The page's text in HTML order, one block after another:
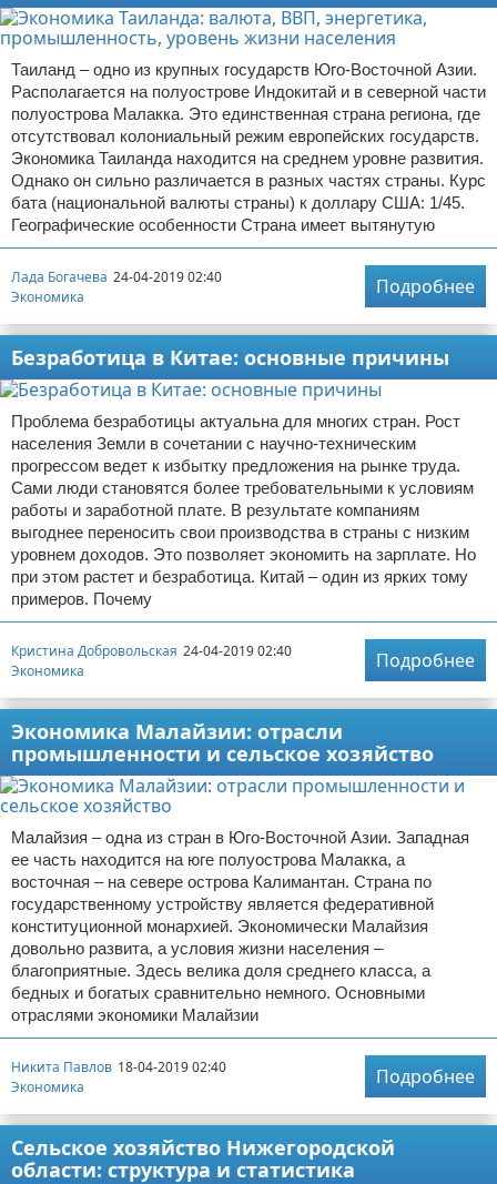
Таиланд – одно из крупных государств Юго-Восточной Азии.
Располагается на полуострове Индокитай и в северной части
полуострова Малакка. Это единственная страна региона, где
отсутствовал колониальный режим европейских государств.
Экономика Таиланда находится на среднем уровне развития.
Однако он сильно различается в разных частях страны. Курс
бата (национальной валюты страны) к доллару США: 1/45.
Географические особенности Страна имеет вытянутую
Лада Богачева 24-04-2019 02:40
Экономика
Подробнее
Безработица в Китае: основные причины
Проблема безработицы актуальна для многих стран. Рост
населения Земли в сочетании с научно-техническим
прогрессом ведет к избытку предложения на рынке труда.
Сами люди становятся более требовательными к условиям
работы и заработной плате. В результате компаниям
выгоднее переносить свои производства в страны с низким
уровнем доходов. Это позволяет экономить на зарплате. Но
при этом растет и безработица. Китай – один из ярких тому
примеров. Почему
Кристина Добровольская 24-04-2019 02:40
Экономика
Подробнее
Экономика Малайзии: отрасли
промышленности и сельское хозяйство
Малайзия – одна из стран в Юго-Восточной Азии. Западная
ее часть находится на юге полуострова Малакка, а
восточная – на севере острова Калимантан. Страна по
государственному устройству является федеративной
конституционной монархией. Экономически Малайзия
довольно развита, а условия жизни населения –
благоприятные. Здесь велика доля среднего класса, а
бедных и богатых сравнительно немного. Основными
отраслями экономики Малайзии
Никита Павлов 18-04-2019 02:40
Экономика
Подробнее
Сельское хозяйство Нижегородской
области: структура и статистика